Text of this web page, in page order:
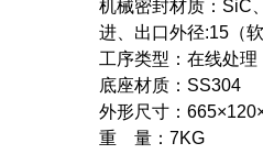
机械密封材质：SiC
进、出口外径:15（
工序类型：在线处理
底座材质：SS304
外形尺寸：
重 量：7KG